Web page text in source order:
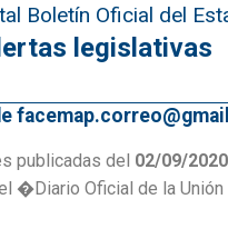
Boletín Oficial del
legislativas
publicadas del 02/09/2020
�Diario Oficial de la